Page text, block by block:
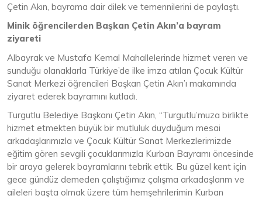
Çetin Akın, bayrama dair dilek ve temennilerini de paylaştı.
Minik öğrencilerden Başkan Çetin Akın’a bayram
ziyareti
Albayrak ve Mustafa Kemal Mahallelerinde hizmet veren ve
sunduğu olanaklarla Türkiye’de ilke imza atılan Çocuk Kültür
Sanat Merkezi öğrencileri Başkan Çetin Akın’ı makamında
ziyaret ederek bayramını kutladı.
Turgutlu Belediye Başkanı Çetin Akın, “Turgutlu’muza birlikte
hizmet etmekten büyük bir mutluluk duyduğum mesai
arkadaşlarımızla ve Çocuk Kültür Sanat Merkezlerimizde
eğitim gören sevgili çocuklarımızla Kurban Bayramı öncesinde
bir araya gelerek bayramlarını tebrik ettik. Bu güzel kent için
gece gündüz demeden çalıştığımız çalışma arkadaşlarım ve
aileleri başta olmak üzere tüm hemşehrilerimin Kurban